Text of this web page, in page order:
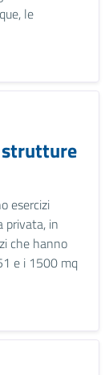
le
strutture
esercizi
privata, in
che hanno
e i 1500 mq